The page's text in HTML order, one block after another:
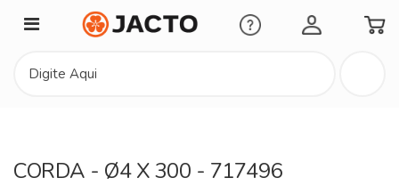
Minha Conta
CORDA - Ø4 X 300 - 717496